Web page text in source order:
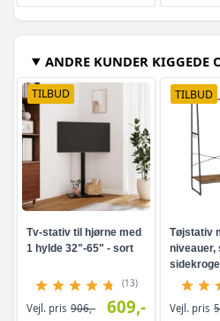
ANDRE KUNDER KIGGEDE
TILBUD
Tv-stativ til hjørne med
1 hylde 32"-65" - sort
(13)
Vejl. pris 906,- 609,-
TILBUD
Tøjstativ
niveauer,
brun/sort
Vejl. pris